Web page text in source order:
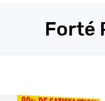
Forté